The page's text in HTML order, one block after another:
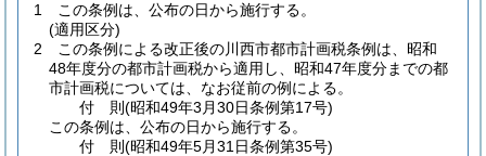
1
この条例は、公布の日から施行する。
(適用区分)
2
この条例による改正後の川西市都市計画税条例は、昭和
48年度分の都市計画税から適用し、昭和47年度分までの都
市計画税については、なお従前の例による。
付 則(昭和49年3月30日条例第17号)
この条例は、公布の日から施行する。
付 則(昭和49年5月31日条例第35号)